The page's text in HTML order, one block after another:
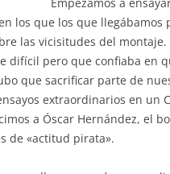
los que los que llegábamos
las vicisitudes del
difícil pero que confiaba en
que sacrificar parte de
extraordinarios en un
a Óscar Hernández, el
de «actitud pirata».